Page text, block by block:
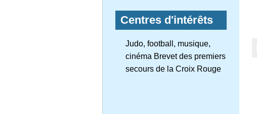
Centres d'intérêts
Judo, football, musique,
cinéma Brevet des premiers
secours de la Croix Rouge